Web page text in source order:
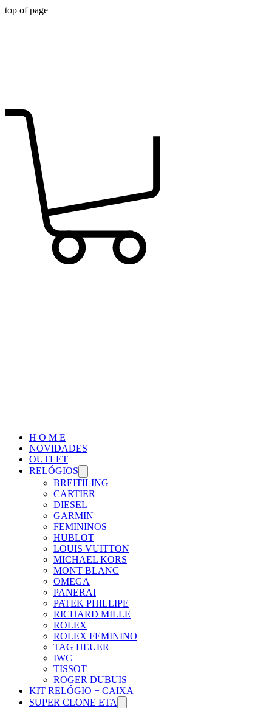
top of page
H O M E
NOVIDADES
OUTLET
RELÓGIOS
BREITILING
CARTIER
DIESEL
GARMIN
FEMININOS
HUBLOT
LOUIS VUITTON
MICHAEL KORS
MONT BLANC
OMEGA
PANERAI
PATEK PHILLIPE
RICHARD MILLE
ROLEX
ROLEX FEMININO
TAG HEUER
IWC
TISSOT
ROGER DUBUIS
KIT RELÓGIO + CAIXA
SUPER CLONE ETA